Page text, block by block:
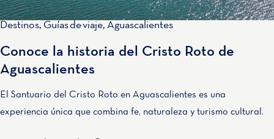
Destinos, Guías de viaje, Aguascalientes
Conoce la historia del Cristo Roto de
Aguascalientes
El Santuario del Cristo Roto en Aguascalientes es una
experiencia única que combina fe, naturaleza y turismo cultural.